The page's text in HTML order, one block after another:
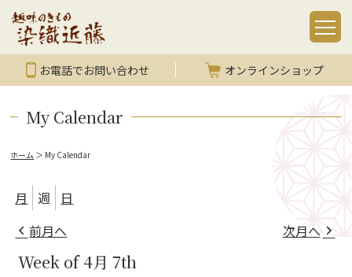
お電話でお問い合わせ オンラインショップ
My Calendar
ホーム ＞ My Calendar
月 週
日
前月へ
次月へ
Week of 4月 7th